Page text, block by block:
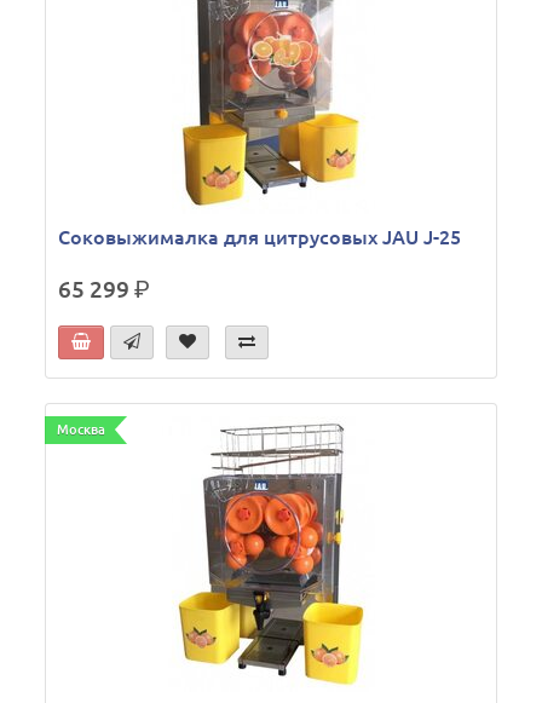
Соковыжималка для цитрусовых JAU J-25
65 299р.
Москва